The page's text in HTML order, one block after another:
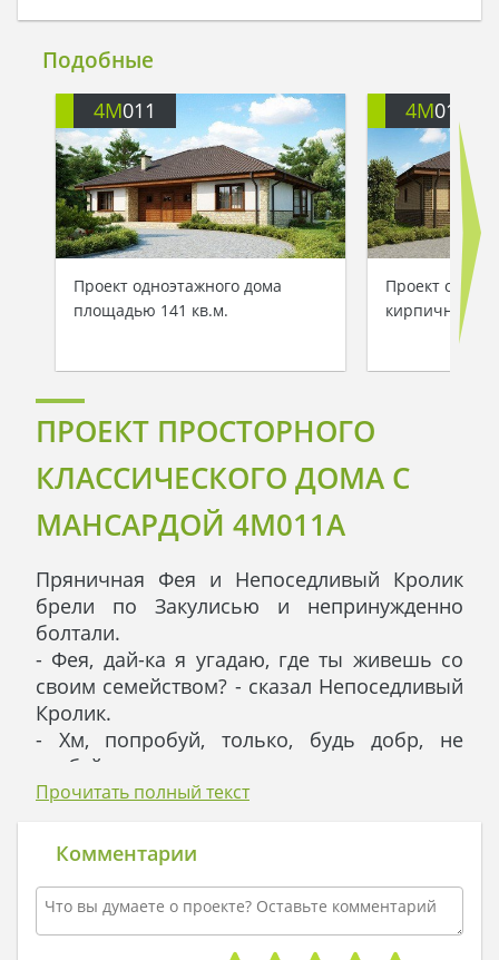
Подобные
4M011
Проект одноэтажного дома
площадью 141 кв.м.
4M011B
Проект
кирпичным
ПРОЕКТ ПРОСТОРНОГО
КЛАССИЧЕСКОГО ДОМА С
МАНСАРДОЙ 4M011A
Пряничная Фея и Непоседливый Кролик
брели по Закулисью и непринужденно
болтали.
- Фея, дай-ка я угадаю, где ты живешь со
своим семейством? - сказал Непоседливый
Кролик.
- Хм, попробуй, только, будь добр, не
требуй потом с меня вознаграждения в
виде корзины моркови, - деловито
- Итак, - начал свой рассказ Кролик, - у
твоего дома два этажа. Второй этаж –
мансарда, которую ты пока не обставила. Я
на верном пути?
- Ну-ну, продолжай угадывать, -
Прочитать полный текст
Комментарии